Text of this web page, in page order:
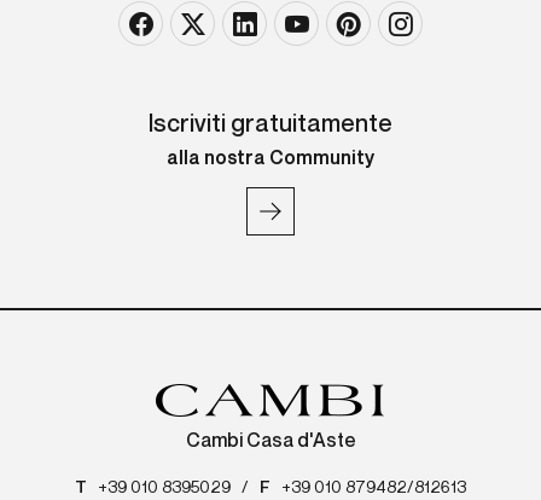
Iscriviti gratuitamente
alla nostra Community
Cambi Casa d'Aste
T +39 010 8395029 / F
+39 010 879482/812613